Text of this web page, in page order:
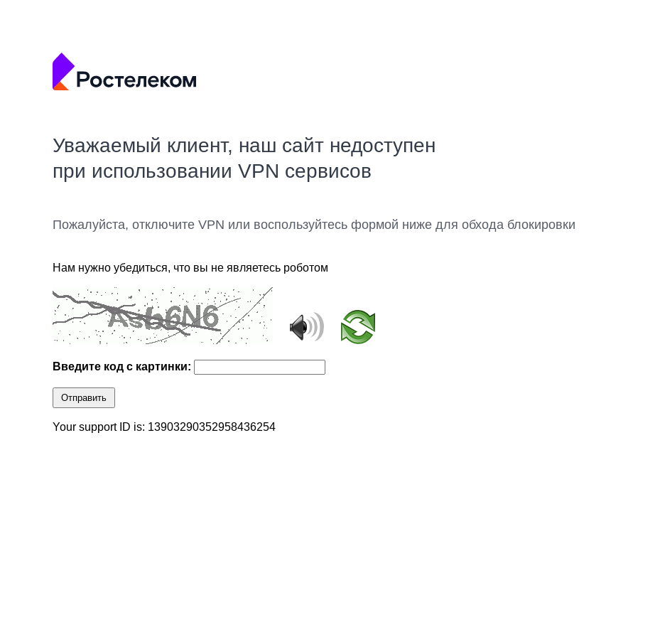
Уважаемый клиент, наш сайт недоступен
при использовании VPN сервисов
Пожалуйста, отключите VPN или воспользуйтесь формой ниже для обхода блокировки
Нам нужно убедиться, что вы не являетесь роботом
Введите код с картинки:
Отправить
Your support ID is: 13903290352958436254